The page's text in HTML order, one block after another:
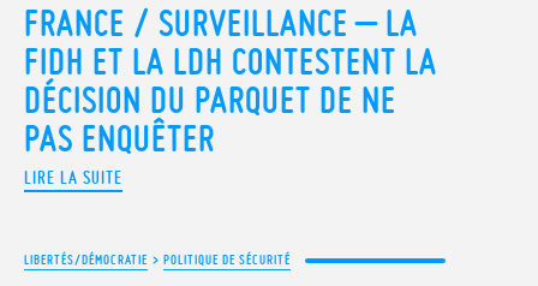
FRANCE / SURVEILLANCE – LA
FIDH ET LA LDH CONTESTENT LA
DÉCISION DU PARQUET DE NE
PAS ENQUÊTER
LIRE LA SUITE
LIBERTÉS/DÉMOCRATIE > POLITIQUE DE SÉCURITÉ